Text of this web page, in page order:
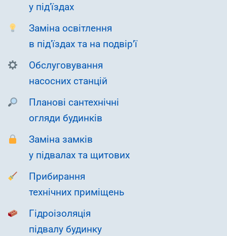
у під'їздах
Заміна освітлення
в під'їздах та на подвір’ї
Обслуговування
насосних станцій
Планові сантехнічні
огляди будинків
Заміна замків
у підвалах та щитових
Прибирання
технічних приміщень
Гідроізоляція
підвалу будинку